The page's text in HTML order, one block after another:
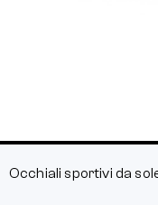
Occhiali sportivi da